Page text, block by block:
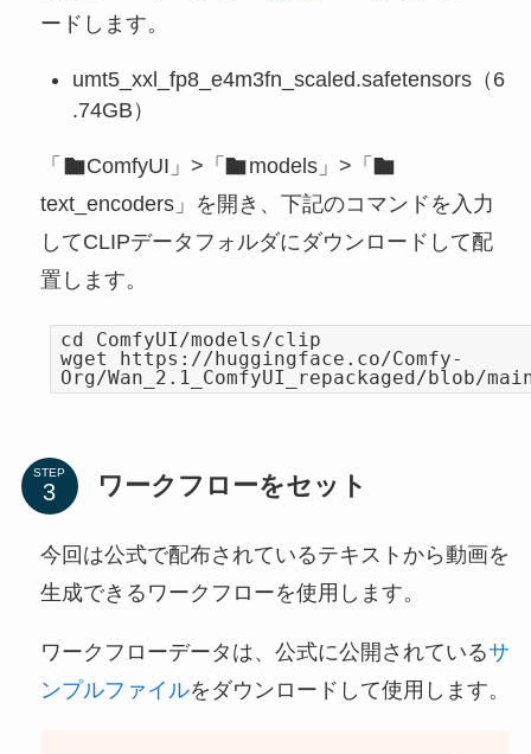
ードします。
umt5_xxl_fp8_e4m3fn_scaled.safetensors（6
.74GB）
「 ComfyUI」>「
models」>「
text_encoders」を開き、下記のコマンドを入力
してCLIPデータフォルダにダウンロードして配
置します。
cd ComfyUI/models/clip
wget https://huggingface.co/Comfy-
Org/Wan_2.1_ComfyUI_repackaged/
STEP ワークフローをセット
今回は公式で配布されているテキストから動画を
生成できるワークフローを使用します。
ワークフローデータは、公式に公開されているサ
ンプルファイルをダウンロードして使用します。